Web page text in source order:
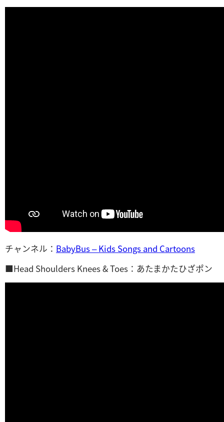
チャンネル： BabyBus – Kids Songs and Cartoons
■Head Shoulders Knees & Toes：あたまかたひざポン